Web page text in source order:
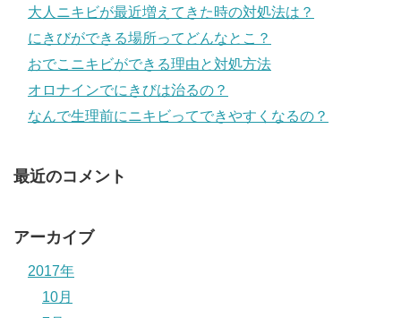
大人ニキビが最近増えてきた時の対処法は？
にきびができる場所ってどんなとこ？
おでこニキビができる理由と対処方法
オロナインでにきびは治るの？
なんで生理前にニキビってできやすくなるの？
最近のコメント
アーカイブ
2017年
10月